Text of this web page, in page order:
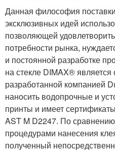
Данная философия
эксклюзивных идей
позволяющей
потребности рынка,
и постоянной разработке
на стекле DIMAX®
разработанной компанией
наносить водопрочные и
принты и имеет
AST M D2247. По
процедурами нанесения
полученный